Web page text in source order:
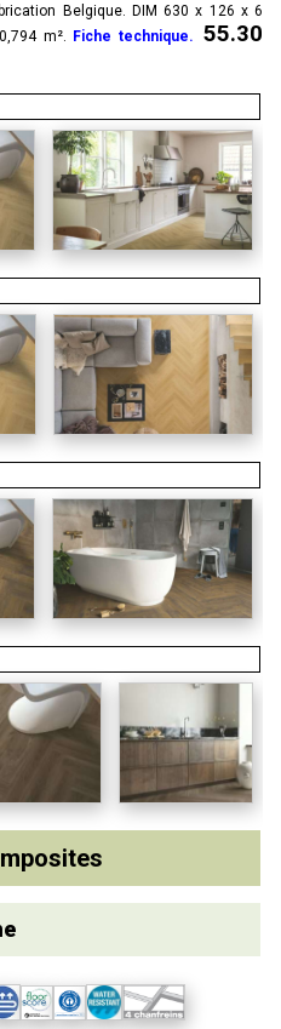
Belgique. DIM 630 x 126 x 6
m². Fiche technique.
55.30